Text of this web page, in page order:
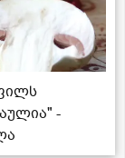
-